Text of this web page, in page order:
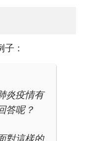
：
炎疫情有
答呢？
對這樣的